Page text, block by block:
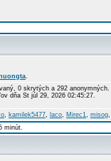
.
0 skrytých a 292
dňa St júl 29, 2026 02:45:27.
, kamilek5477, laco, Mirec1, misog
minút.